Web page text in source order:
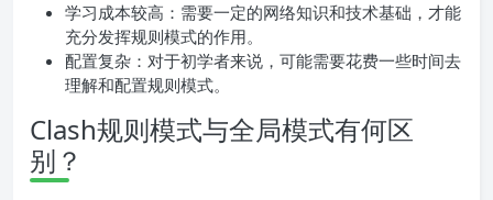
学习成本较高：需要一定的网络知识和技术基础，才能
充分发挥规则模式的作用。
配置复杂：对于初学者来说，可能需要花费一些时间去
理解和配置规则模式。
Clash规则模式与全局模式有何区
别？